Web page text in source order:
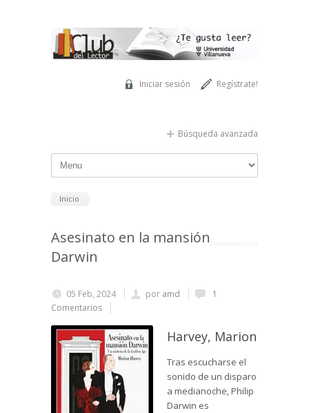
Regístrate!
Iniciar sesión
Búsqueda avanzada
Inicio
Asesinato en la mansión
Darwin
05 Feb, 2024 por amd
1
Comentarios
Harvey, Marion
Tras escucharse el
sonido de un disparo
a medianoche, Philip
Darwin es